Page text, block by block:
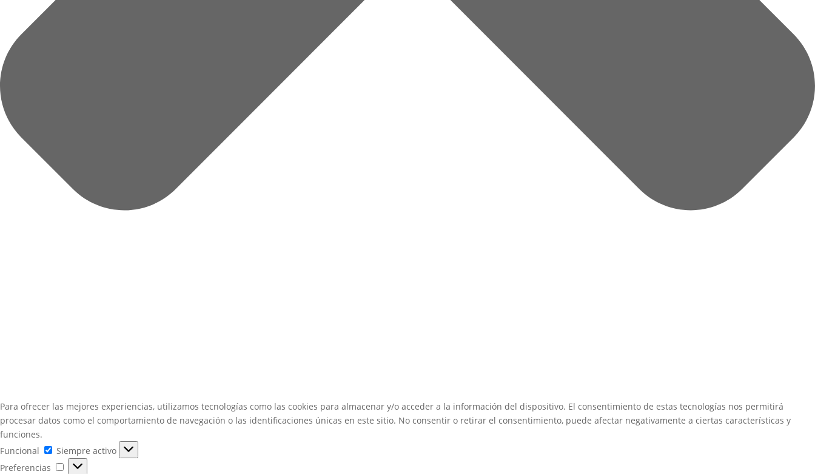
Para ofrecer las mejores experiencias, utilizamos tecnologías como las cookies para almacenar y/o acceder a la información del dispositivo. El consentimiento de estas tecnologías nos permitirá
procesar datos como el comportamiento de navegación o las identificaciones únicas en este sitio. No consentir o retirar el consentimiento, puede afectar negativamente a ciertas características y
funciones.
Funcional
Funcional
Siempre activo
Preferencias
Preferencias